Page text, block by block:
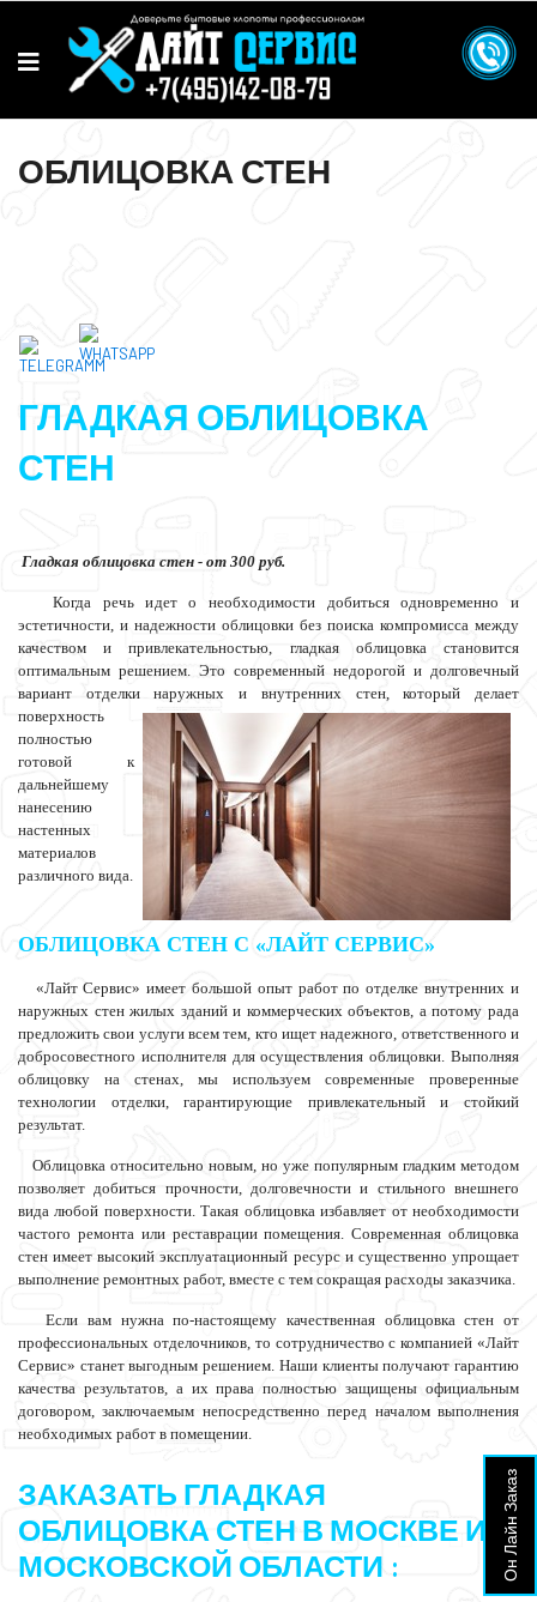
Он Лайн Заказ
ОБЛИЦОВКА СТЕН
ГЛАДКАЯ ОБЛИЦОВКА
СТЕН
Гладкая облицовка стен - от 300 руб.
Когда речь идет о необходимости добиться одновременно и
эстетичности, и надежности облицовки без поиска компромисса между
качеством и привлекательностью, гладкая облицовка становится
оптимальным решением. Это современный недорогой и долговечный
вариант отделки наружных и внутренних стен, который делает
поверхность
полностью
готовой к
дальнейшему
нанесению
настенных
материалов
различного вида.
ОБЛИЦОВКА СТЕН С «ЛАЙТ СЕРВИС»
«Лайт Сервис» имеет большой опыт работ по отделке внутренних и
наружных стен жилых зданий и коммерческих объектов, а потому рада
предложить свои услуги всем тем, кто ищет надежного, ответственного и
добросовестного исполнителя для осуществления облицовки. Выполняя
облицовку на стенах, мы используем современные проверенные
технологии отделки, гарантирующие привлекательный и стойкий
результат.
Облицовка относительно новым, но уже популярным гладким методом
позволяет добиться прочности, долговечности и стильного внешнего
вида любой поверхности. Такая облицовка избавляет от необходимости
частого ремонта или реставрации помещения. Современная облицовка
стен имеет высокий эксплуатационный ресурс и существенно упрощает
выполнение ремонтных работ, вместе с тем сокращая расходы заказчика.
Если вам нужна по-настоящему качественная облицовка стен от
профессиональных отделочников, то сотрудничество с компанией «Лайт
Сервис» станет выгодным решением. Наши клиенты получают гарантию
качества результатов, а их права полностью защищены официальным
договором, заключаемым непосредственно перед началом выполнения
необходимых работ в помещении.
ЗАКАЗАТЬ ГЛАДКАЯ
ОБЛИЦОВКА СТЕН В МОСКВЕ И
МОСКОВСКОЙ ОБЛАСТИ :